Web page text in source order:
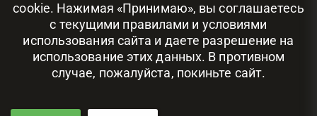
cookie. Нажимая «Принимаю», вы соглашаетесь
с текущими правилами и условиями
использования сайта и даете разрешение на
использование этих данных. В противном
случае, пожалуйста, покиньте сайт.